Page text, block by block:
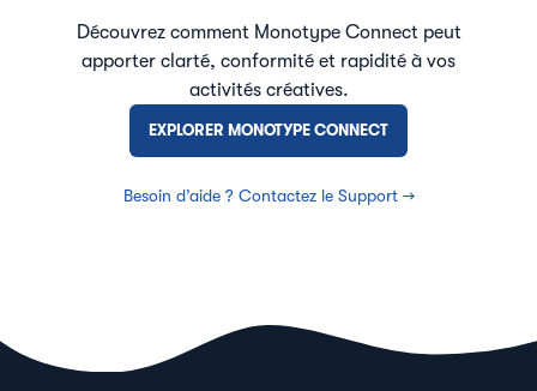
Découvrez comment Monotype Connect peut
apporter clarté, conformité et rapidité à vos
activités créatives.
EXPLORER MONOTYPE CONNECT
Besoin d’aide ? Contactez le Support →